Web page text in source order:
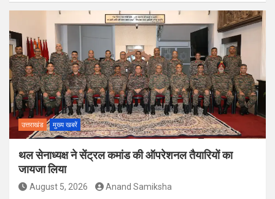
उत्तराखंड मुख्य खबरें
थल सेनाध्यक्ष ने सेंट्रल कमांड की ऑपरेशनल तैयारियों का
जायजा लिया
August 5, 2026 Anand Samiksha